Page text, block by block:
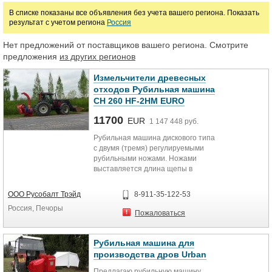
Марка
В списке показаны все объявления без учета вашего региона. Показать
результат с учетом региона Россия
Нет предложений от поставщиков вашего региона. Смотрите
предложения из других регионов
Измельчители древесных
отходов Рубильная машина
CH 260 HF-2HM EURO
11700 EUR
1 147 448 руб.
Рубильная машина дискового типа
с двумя (тремя) регулируемыми
рубильными ножами. Ножами
выставляется длина щепы в
подходит для технологических
целей (производство ДСП,
топливная щепа, щепа для с/х
Подача материала в машину через
направляющий бункер с
гидравлически приводными
ООО Русобалт Трэйд
Россия, Печоры
8-911-35-122-53
Пожаловаться
Рубильная машина для
производства дров Urban